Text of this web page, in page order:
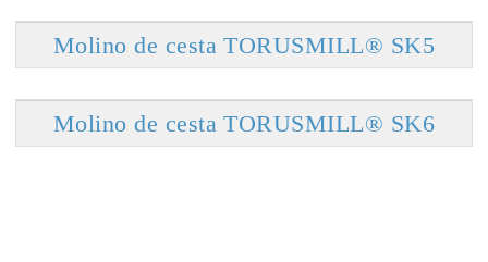
Molino de cesta TORUSMILL® SK5
Molino de cesta TORUSMILL® SK6